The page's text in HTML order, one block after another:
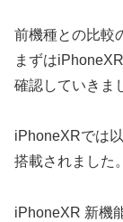
前機種との比較
まずは
確認していきま
iPhoneXRでは
搭載されました。
iPhoneXR 新機